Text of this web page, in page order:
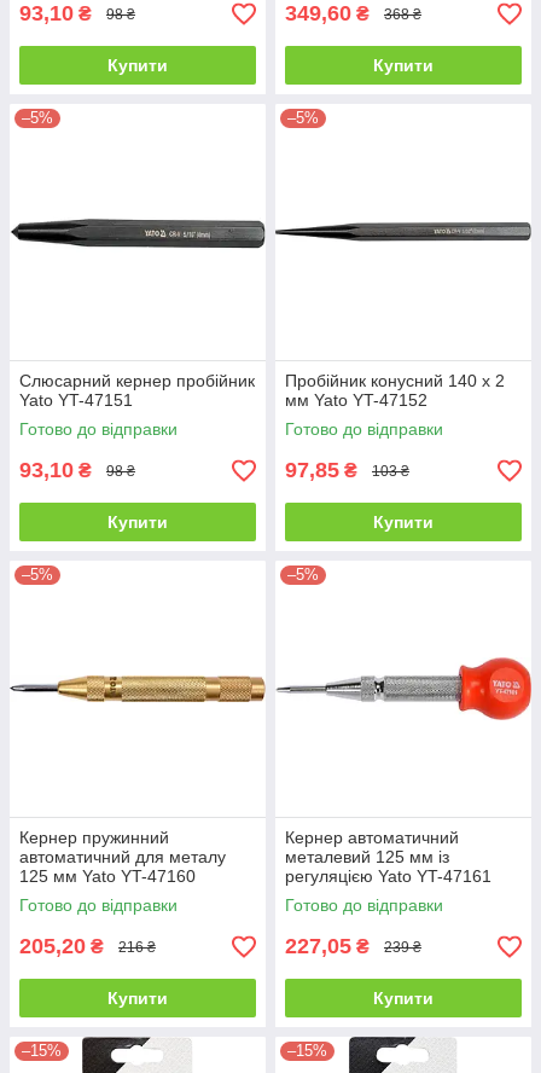
93,10 ₴ 98 ₴
Купити
349,60 ₴ 368 ₴
Купити
–5%
Слюсарний кернер пробійник
Yato YT-47151
Готово до відправки
93,10 ₴ 98 ₴
Купити
–5%
Пробійник конусний 140 х 2
мм Yato YT-47152
Готово до відправки
97,85 ₴ 103 ₴
Купити
–5%
Кернер пружинний
автоматичний для металу
125 мм Yato YT-47160
Готово до відправки
205,20 ₴ 216 ₴
Купити
–5%
Кернер автоматичний
металевий 125 мм із
регуляцією Yato YT-47161
Готово до відправки
227,05 ₴ 239 ₴
Купити
–15% –15%